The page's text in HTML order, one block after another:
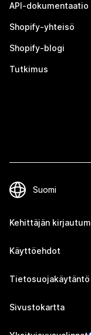
API-dokumentaatio
Shopify-yhteisö
Shopify-blogi
Tutkimus
Kehittäjän
Käyttöehdot
Tietosuojakäytäntö
Sivustokartta